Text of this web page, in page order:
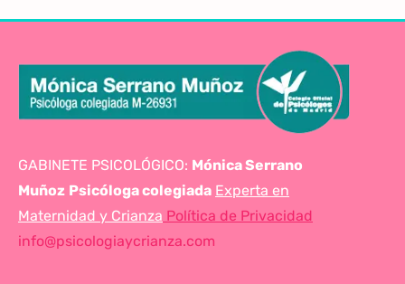
GABINETE PSICOLÓGICO: Mónica Serrano
Muñoz Psicóloga colegiada Experta en
Maternidad y Crianza Política de Privacidad
info@psicologiaycrianza.com